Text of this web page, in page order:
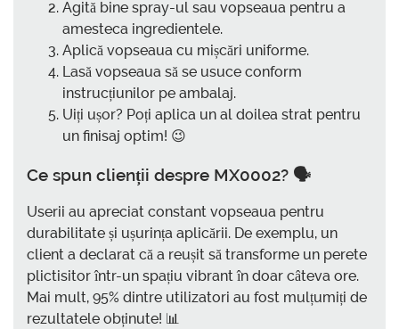
Agită bine spray-ul sau vopseaua pentru a
amesteca ingredientele.
Aplică vopseaua cu mișcări uniforme.
Lasă vopseaua să se usuce conform
instrucțiunilor pe ambalaj.
Uiți ușor? Poți aplica un al doilea strat pentru
un finisaj optim! 😉
Ce spun clienții despre MX0002? 🗣️
Userii au apreciat constant vopseaua pentru
durabilitate și ușurința aplicării. De exemplu, un
client a declarat că a reușit să transforme un perete
plictisitor într-un spațiu vibrant în doar câteva ore.
Mai mult, 95% dintre utilizatori au fost mulțumiți de
rezultatele obținute! 📊